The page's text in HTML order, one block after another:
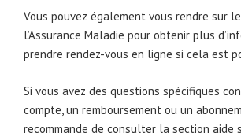
Vous pouvez également vous rendre sur
l’Assurance Maladie pour obtenir plus
prendre rendez-vous en ligne si cela est
Si vous avez des questions spécifiques
compte, un remboursement ou un
recommande de consulter la section aide